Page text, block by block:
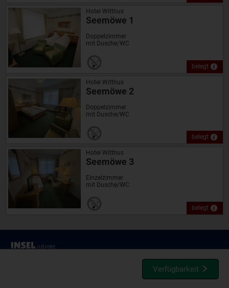
belegt
Hotel Witthus
Seemöwe 1
Doppelzimmer
mit Dusche/WC
belegt
Hotel Witthus
Seemöwe 2
Doppelzimmer
mit Dusche/WC
belegt
Hotel Witthus
Seemöwe 3
Einzelzimmer
mit Dusche/WC
Verfügbarkeit